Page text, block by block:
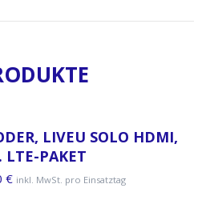
LIVEU SOLO HDMI,
LTE-PAKET
€ inkl. MwSt. pro Einsatztag